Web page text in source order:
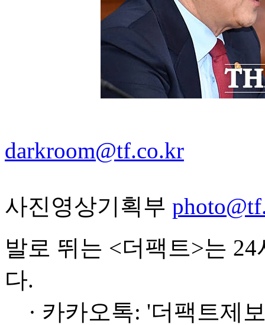
darkroom@tf.co.kr
사진영상기획부
발로 뛰는 <더팩트>는
다.
· 카카오톡: '더팩트제